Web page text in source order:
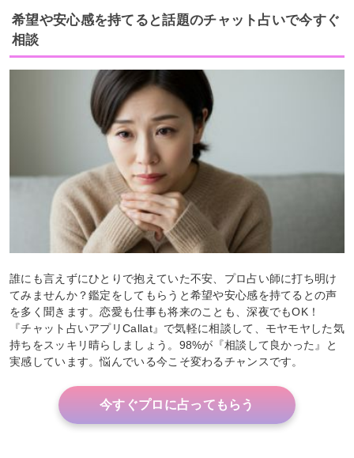
希望や安心感を持てると話題のチャット占いで今すぐ
相談
誰にも言えずにひとりで抱えていた不安、プロ占い師に打ち明け
てみませんか？鑑定をしてもらうと希望や安心感を持てるとの声
を多く聞きます。恋愛も仕事も将来のことも、深夜でもOK！
『チャット占いアプリCallat』で気軽に相談して、モヤモヤした気
持ちをスッキリ晴らしましょう。98%が『相談して良かった』と
実感しています。悩んでいる今こそ変わるチャンスです。
今すぐプロに占ってもらう